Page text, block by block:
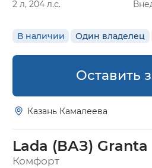
2 л, 204 л.с.
В наличии Один владелец
Оставить
Казань Камалеева
Lada (ВАЗ) Granta
Комфорт